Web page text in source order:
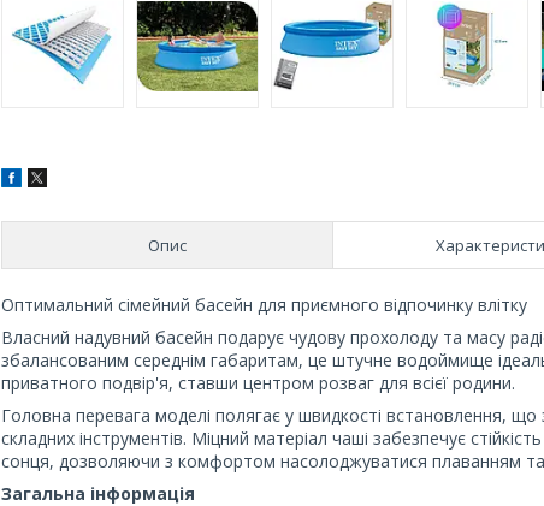
Опис
Оптимальний сімейний басейн для приємного відпочинку влітку
Власний надувний басейн подарує чудову прохолоду та масу
збалансованим середнім габаритам, це штучне водоймище
приватного подвір'я, ставши центром розваг для всієї родини.
Головна перевага моделі полягає у швидкості встановлення,
складних інструментів. Міцний матеріал чаші забезпечує
сонця, дозволяючи з комфортом насолоджуватися плаванням
Загальна інформація